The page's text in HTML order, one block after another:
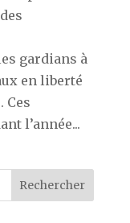
gardians à
en liberté
Ces
l’année...